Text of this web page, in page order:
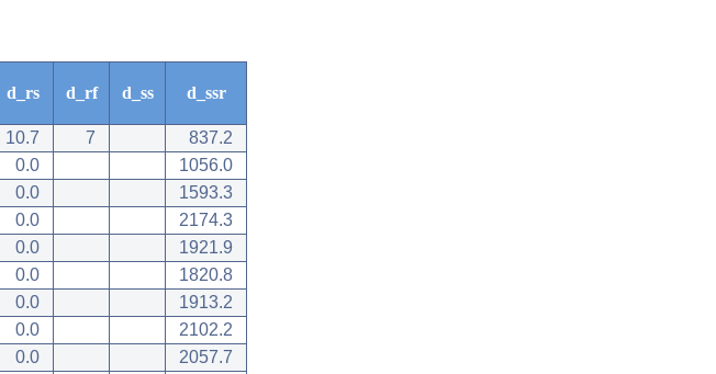
d_rs d_rf d_ss d_ssr
10.7 7
837.2
0.0
1056.0
0.0
1593.3
0.0
2174.3
0.0
1921.9
0.0
1820.8
0.0
1913.2
0.0
2102.2
0.0
2057.7